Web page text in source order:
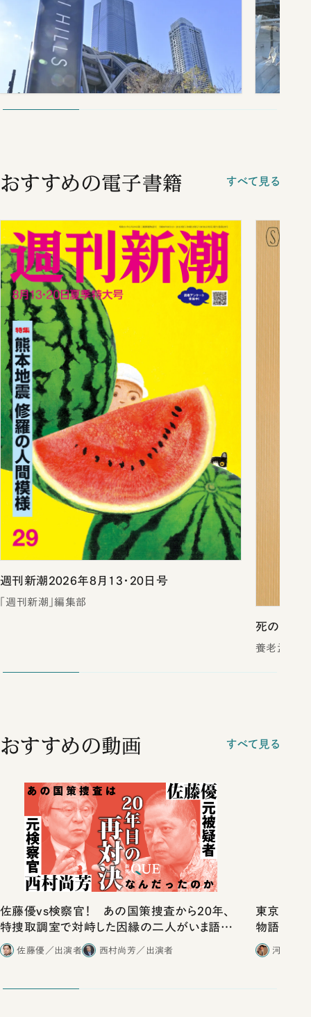
おすすめの電子書籍 すべて見る
週刊新潮2026年8月13・20日号
「週刊新潮」編集部
死の壁
養老孟司／
おすすめの動画 すべて見る
佐藤優vs検察官！ あの国策捜査から20年、
特捜取調室で対峙した因縁の二人がいま語り
合ったこと
佐藤優／出演者 西村尚芳／出演者
東京は都
物語」に
河野有